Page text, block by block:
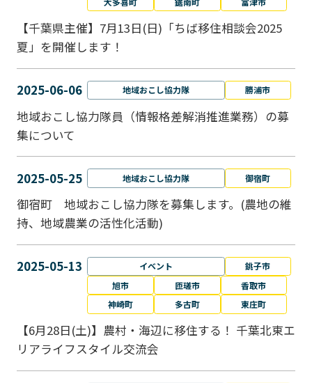
【千葉県主催】7月13日(日)「ちば移住相談会2025
夏」を開催します！
2025-06-06 地域おこし協力隊 勝浦市
地域おこし協力隊員（情報格差解消推進業務）の募
集について
2025-05-25 地域おこし協力隊 御宿町
御宿町 地域おこし協力隊を募集します。(農地の維
持、地域農業の活性化活動)
2025-05-13 イベント
銚子市
旭市
匝瑳市
香取市
神崎町
多古町 東庄町
【6月28日(土)】農村・海辺に移住する！ 千葉北東エ
リアライフスタイル交流会